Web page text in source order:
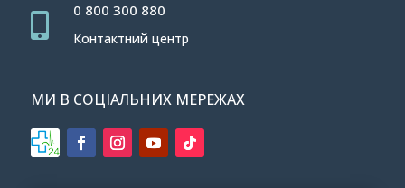

0 800 300 880
Контактний центр
МИ В СОЦІАЛЬНИХ МЕРЕЖАХ